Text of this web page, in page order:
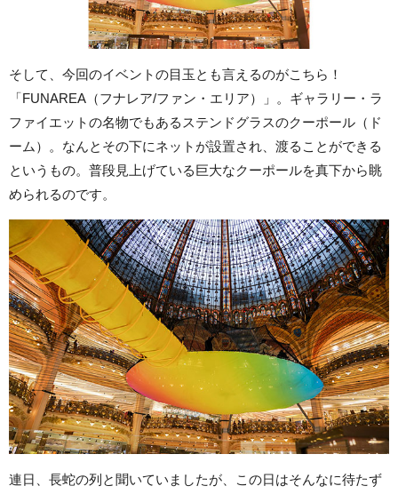
そして、今回のイベントの目玉とも言えるのがこちら！
「FUNAREA（フナレア/ファン・エリア）」。ギャラリー・ラ
ファイエットの名物でもあるステンドグラスのクーポール（ド
ーム）。なんとその下にネットが設置され、渡ることができる
というもの。普段見上げている巨大なクーポールを真下から眺
められるのです。
連日、長蛇の列と聞いていましたが、この日はそんなに待たず